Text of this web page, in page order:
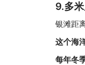
9.多
银滩距
这个海
每年冬